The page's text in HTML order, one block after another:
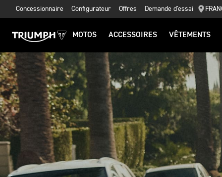
Concessionnaire Configurateur Offres Demande d'essai
MOTOS ACCESSOIRES VÊTEMENTS